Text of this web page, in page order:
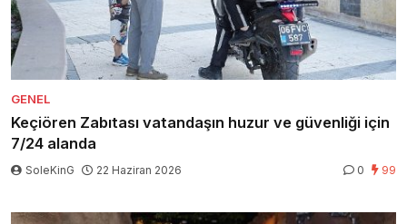
GENEL
Keçiören Zabıtası vatandaşın huzur ve güvenliği için
7/24 alanda
SoleKinG 22 Haziran 2026 0 99